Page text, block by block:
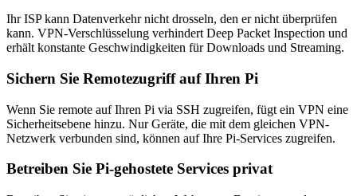
Ihr ISP kann Datenverkehr nicht drosseln, den er nicht überprüfen
kann. VPN-Verschlüsselung verhindert Deep Packet Inspection und
erhält konstante Geschwindigkeiten für Downloads und Streaming.
Sichern Sie Remotezugriff auf Ihren Pi
Wenn Sie remote auf Ihren Pi via SSH zugreifen, fügt ein VPN eine
Sicherheitsebene hinzu. Nur Geräte, die mit dem gleichen VPN-
Netzwerk verbunden sind, können auf Ihre Pi-Services zugreifen.
Betreiben Sie Pi-gehostete Services privat